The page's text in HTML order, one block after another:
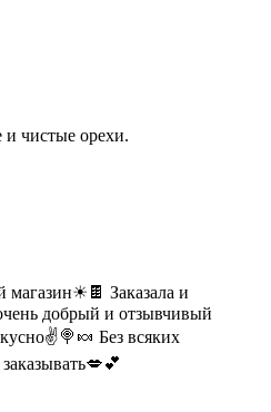
чистые орехи.
Заказала и
добрый и отзывчивый
Без всяких